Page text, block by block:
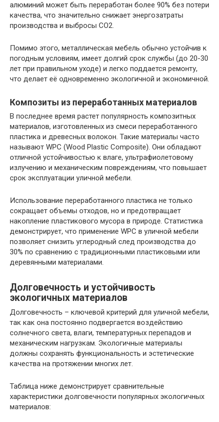
алюминий может быть переработан более 90% без потери
качества, что значительно снижает энергозатраты
производства и выбросы CO2.
Помимо этого, металлическая мебель обычно устойчив к
погодным условиям, имеет долгий срок службы (до 20-30
лет при правильном уходе) и легко поддается ремонту,
что делает её одновременно экологичной и экономичной.
Композиты из переработанных материалов
В последнее время растет популярность композитных
материалов, изготовленных из смеси переработанного
пластика и древесных волокон. Такие материалы часто
называют WPC (Wood Plastic Composite). Они обладают
отличной устойчивостью к влаге, ультрафиолетовому
излучению и механическим повреждениям, что повышает
срок эксплуатации уличной мебели.
Использование переработанного пластика не только
сокращает объемы отходов, но и предотвращает
накопление пластикового мусора в природе. Статистика
демонстрирует, что применение WPC в уличной мебели
позволяет снизить углеродный след производства до
30% по сравнению с традиционными пластиковыми или
деревянными материалами.
Долговечность и устойчивость
экологичных материалов
Долговечность – ключевой критерий для уличной мебели,
так как она постоянно подвергается воздействию
солнечного света, влаги, температурных перепадов и
механическим нагрузкам. Экологичные материалы
должны сохранять функциональность и эстетические
качества на протяжении многих лет.
Таблица ниже демонстрирует сравнительные
характеристики долговечности популярных экологичных
материалов: